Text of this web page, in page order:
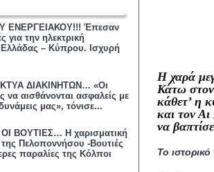
ΕΝΕΡΓΕΙΑΚΟΥ!!! Έπεσαν
για την ηλεκτρική
– Κύπρου. Ισχυρή
ΔΙΑΚΙΝΗΤΩΝ… «Οι
να αισθάνονται ασφαλείς με
μας», τόνισε...
ΒΟΥΤΙΕΣ… Η χαρισματική
Πελοποννήσου -Βουτιές
παραλίες της Κόλποι
Η χαρά
Κάτω
κάθετ’ η
και τον
να
Το